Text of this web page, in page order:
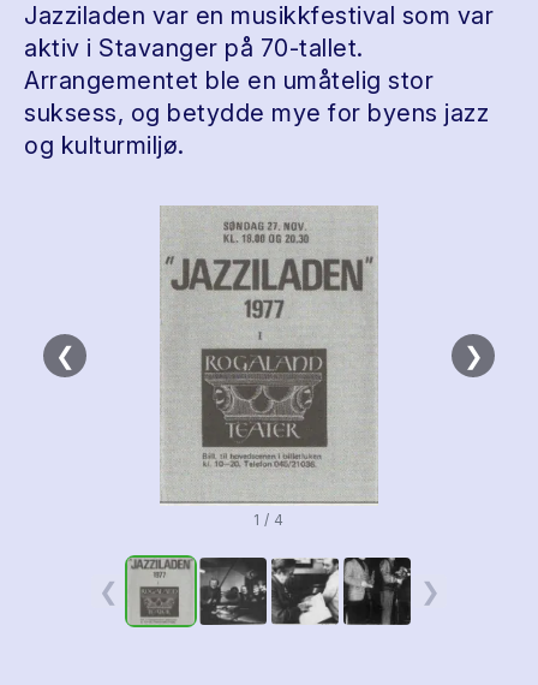
Jazziladen var en musikkfestival som var
aktiv i Stavanger på 70-tallet.
Arrangementet ble en umåtelig stor
suksess, og betydde mye for byens jazz
og kulturmiljø.
❮ ❯
1 / 4
❮ ❯